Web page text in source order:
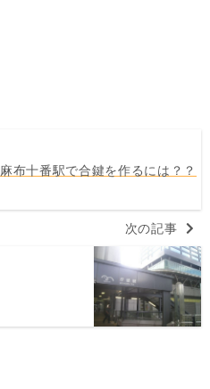
麻布十番駅で合鍵を作るには？？
次の記事